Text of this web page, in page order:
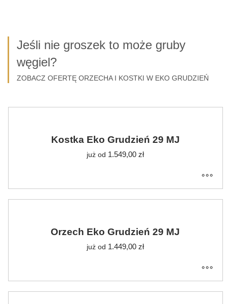
Jeśli nie groszek to może gruby
węgiel?
ZOBACZ OFERTĘ ORZECHA I KOSTKI W EKO GRUDZIEŃ
Kostka Eko Grudzień 29 MJ
już od 1.549,00zł
Orzech Eko Grudzień 29 MJ
już od 1.449,00zł